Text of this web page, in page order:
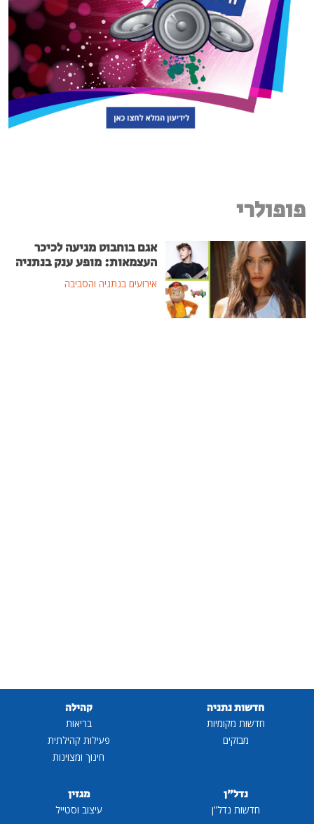
פופולרי
אגם בוחבוט מגיעה לכיכר
העצמאות: מופע ענק בנתניה
אירועים בנתניה והסביבה
חדשות נתניה
חדשות מקומיות
מבזקים
קהילה
בריאות
פעילות קהילתית
חינוך ומצוינות
נדל"ן
חדשות נדל"ן
מגזין
עיצוב וסטייל